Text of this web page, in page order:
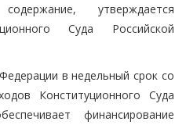
утверждается
Суда Российской
в недельный срок со
Конституционного Суда
финансирование